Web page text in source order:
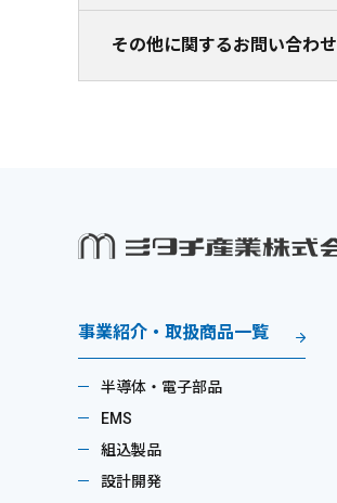
その他に関するお問い合わせ
事業紹介・取扱商品一覧
半導体・電子部品
EMS
組込製品
設計開発